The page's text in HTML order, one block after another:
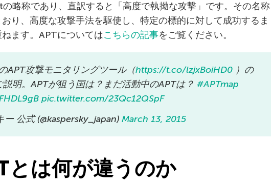
略称であり、直訳すると「高度で執拗な攻撃」です。その名称
り、高度な攻撃手法を駆使し、特定の標的に対して成功するま
ます。APTについてはこちらの記事をご覧ください。
APT攻撃モニタリングツール（https://t.co/lzjxBoiHD0 ）の
説明。APTが狙う国は？まだ活動中のAPTは？ #APTmap
pic.twitter.com/23Qc12QSpF
公式 (@kaspersky_japan) March 13, 2015
とは何が違うのか